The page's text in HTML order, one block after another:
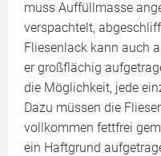
muss Auffüllmasse
verspachtelt,
Fliesenlack kann auch
er großflächig
die Möglichkeit, jede
Dazu müssen die
vollkommen fettfrei
ein Haftgrund